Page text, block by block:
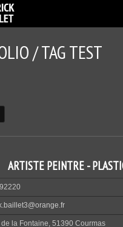
/ TAG TEST
ARTISTE PEINTRE -
la Fontaine, 51390 Courmas